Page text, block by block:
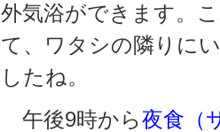
外気浴ができます。
て、ワタシの隣りに
したね。
午後9時から夜食（